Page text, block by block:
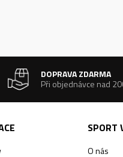
DOPRAVA ZDARMA
Při objednávce nad
SPORT
O nás